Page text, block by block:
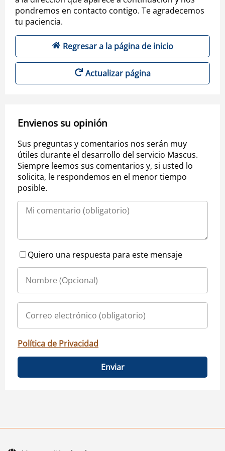
pondremos en contacto contigo. Te agradecemos
tu paciencia.
Regresar a la página de inicio
Actualizar página
Envienos su opinión
Sus preguntas y comentarios nos serán muy
útiles durante el desarrollo del servicio Mascus.
Siempre leemos sus comentarios y, si usted lo
solicita, le respondemos en el menor tiempo
posible.
Quiero una respuesta para este mensaje
Política de Privacidad
Enviar